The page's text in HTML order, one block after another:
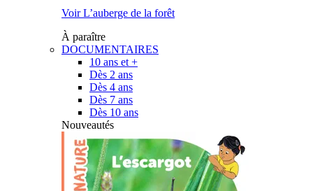
Voir L’auberge de la forêt
À paraître
DOCUMENTAIRES
10 ans et +
Dès 2 ans
Dès 4 ans
Dès 7 ans
Dès 10 ans
Nouveautés